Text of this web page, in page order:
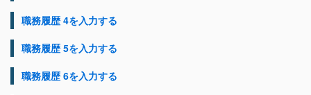
職務履歴 4を入力する
職務履歴 5を入力する
職務履歴 6を入力する